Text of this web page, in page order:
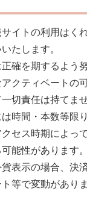
イトの利用はく
たします。
確を期するよう
クティベートの
切責任は持てませ
時間・本数等限
クセス時期によっ
能性があります。
表示の場合、決
等で変動がありま